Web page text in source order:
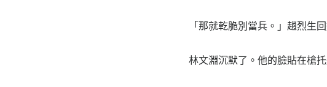
「那就乾脆別當兵。」趙烈生回
林文淵沉默了。他的臉貼在槍托